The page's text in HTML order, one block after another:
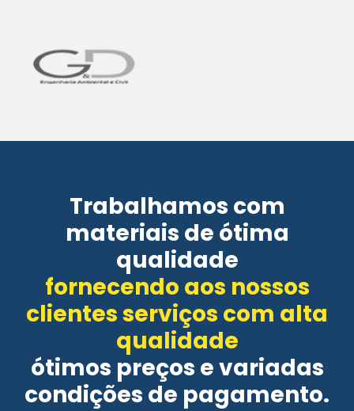
Trabalhamos com
materiais de ótima
qualidade
fornecendo aos nossos
clientes serviços com alta
qualidade
ótimos preços e variadas
condições de pagamento.